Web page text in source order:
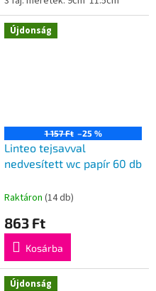
Újdonság
1 157 Ft –25 %
Linteo tejsavval
nedvesített wc papír 60 db
Raktáron (14 db)
863 Ft
Kosárba
Újdonság